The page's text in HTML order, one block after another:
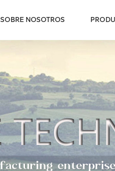
SOBRE NOSOTROS